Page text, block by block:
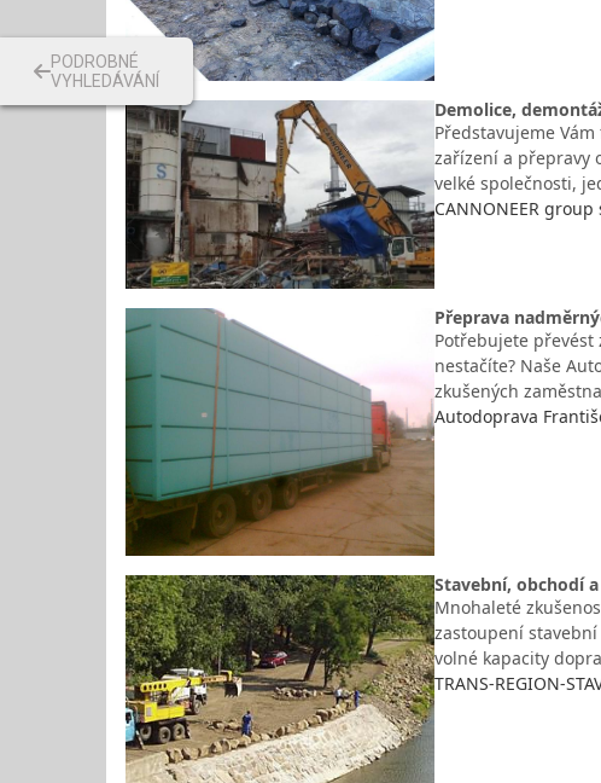
Demolice,
Představujeme
zařízení a přepravy
velké společnosti,
CANNONEER group
Přeprava
Potřebujete
nestačíte? Naše
zkušených
Autodoprava
Stavební, obchodí
Mnohaleté
zastoupení stavební
volné kapacity
TRANS-REGION-
PODROBNÉ
VYHLEDÁVÁNÍ